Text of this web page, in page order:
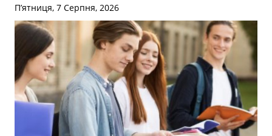
П’ятниця, 7 Серпня, 2026